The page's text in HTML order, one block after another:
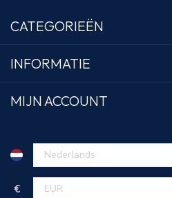
CATEGORIEËN
INFORMATIE
MIJN ACCOUNT
€